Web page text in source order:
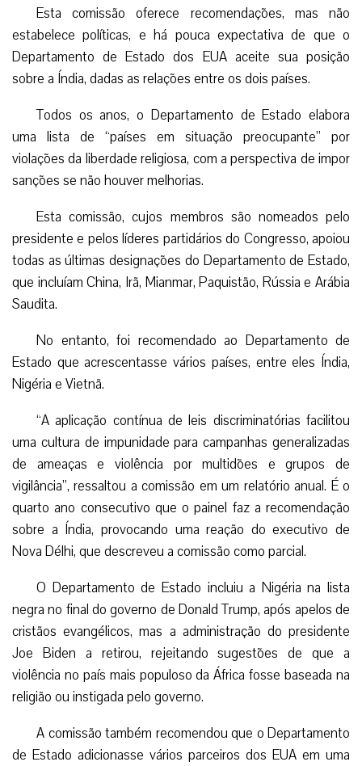
Esta comissão oferece recomendações, mas não
estabelece políticas, e há pouca expectativa de que o
Departamento de Estado dos EUA aceite sua posição
sobre a Índia, dadas as relações entre os dois países.
Todos os anos, o Departamento de Estado elabora
uma lista de “países em situação preocupante” por
violações da liberdade religiosa, com a perspectiva de impor
sanções se não houver melhorias.
Esta comissão, cujos membros são nomeados pelo
presidente e pelos líderes partidários do Congresso, apoiou
todas as últimas designações do Departamento de Estado,
que incluíam China, Irã, Mianmar, Paquistão, Rússia e Arábia
Saudita.
No entanto, foi recomendado ao Departamento de
Estado que acrescentasse vários países, entre eles Índia,
Nigéria e Vietnã.
“A aplicação contínua de leis discriminatórias facilitou
uma cultura de impunidade para campanhas generalizadas
de ameaças e violência por multidões e grupos de
vigilância”, ressaltou a comissão em um relatório anual. É o
quarto ano consecutivo que o painel faz a recomendação
sobre a Índia, provocando uma reação do executivo de
Nova Délhi, que descreveu a comissão como parcial.
O Departamento de Estado incluiu a Nigéria na lista
negra no final do governo de Donald Trump, após apelos de
cristãos evangélicos, mas a administração do presidente
Joe Biden a retirou, rejeitando sugestões de que a
violência no país mais populoso da África fosse baseada na
religião ou instigada pelo governo.
A comissão também recomendou que o Departamento
de Estado adicionasse vários parceiros dos EUA em uma